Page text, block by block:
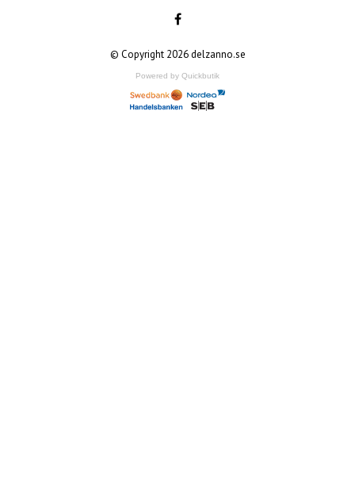
© Copyright 2026 delzanno.se
Powered by Quickbutik